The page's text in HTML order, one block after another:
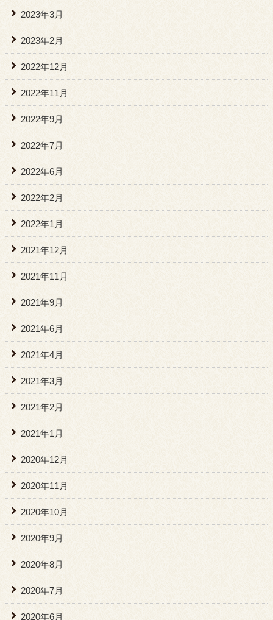
2023年3月
2023年2月
2022年12月
2022年11月
2022年9月
2022年7月
2022年6月
2022年2月
2022年1月
2021年12月
2021年11月
2021年9月
2021年6月
2021年4月
2021年3月
2021年2月
2021年1月
2020年12月
2020年11月
2020年10月
2020年9月
2020年8月
2020年7月
2020年6月